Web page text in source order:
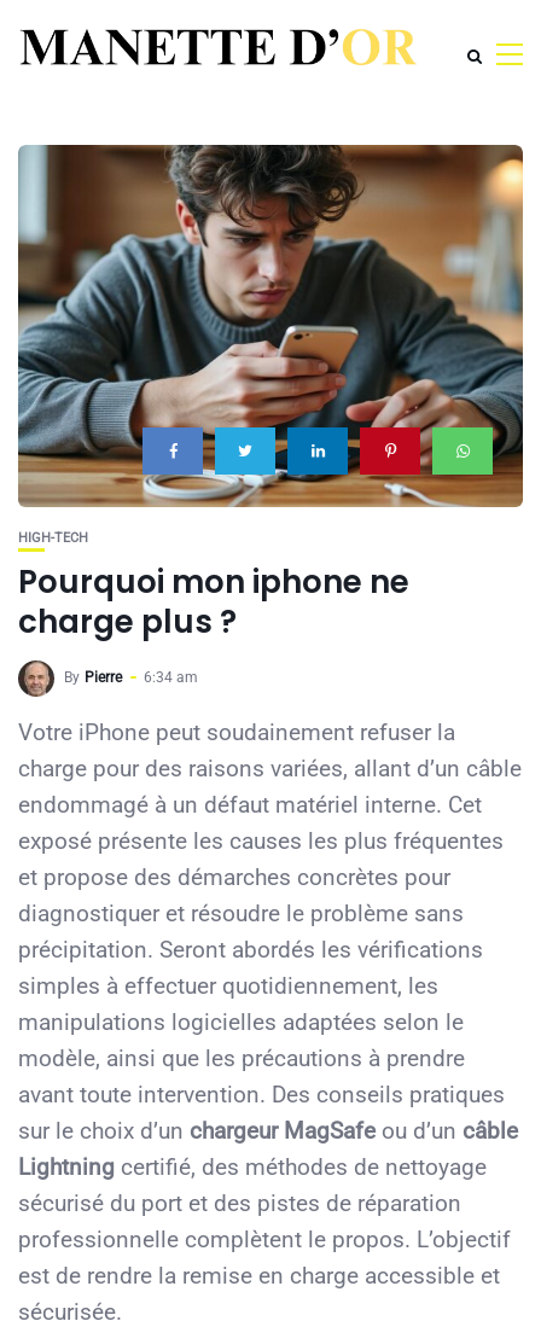
HIGH-TECH
Pourquoi mon iphone ne
charge plus ?
By Pierre 6:34 am
Votre iPhone peut soudainement refuser la
charge pour des raisons variées, allant d’un câble
endommagé à un défaut matériel interne. Cet
exposé présente les causes les plus fréquentes
et propose des démarches concrètes pour
diagnostiquer et résoudre le problème sans
précipitation. Seront abordés les vérifications
simples à effectuer quotidiennement, les
manipulations logicielles adaptées selon le
modèle, ainsi que les précautions à prendre
avant toute intervention. Des conseils pratiques
sur le choix d’un chargeur MagSafe ou d’un câble
Lightning certifié, des méthodes de nettoyage
sécurisé du port et des pistes de réparation
professionnelle complètent le propos. L’objectif
est de rendre la remise en charge accessible et
sécurisée.